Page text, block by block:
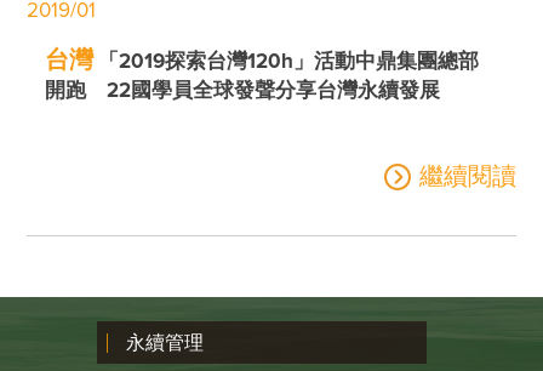
2019/01
台灣「2019探索台灣120h」活動中鼎集團總部
開跑 22國學員全球發聲分享台灣永續發展
繼續閱讀
永續管理